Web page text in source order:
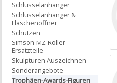
Schlüsselanhänger
Schlüsselanhänger &
Flaschenöffner
Schützen
Simson-MZ-Roller
Ersatzteile
Skulpturen Auszeichnen
Sonderangebote
Trophäen-Awards-Figuren